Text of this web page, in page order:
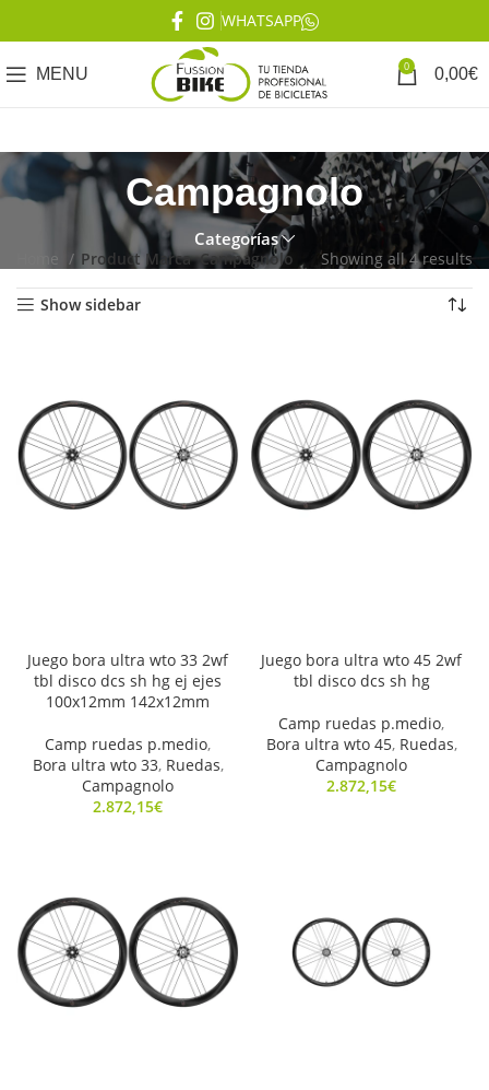
WHATSAPP
MENU 0 0,00€
Campagnolo
Categorías
Home Product Marca Campagnolo Showing all 4 results
Show sidebar
Juego bora ultra wto 33 2wf
tbl disco dcs sh hg ej ejes
100x12mm 142x12mm
Camp ruedas p.medio,
Bora ultra wto 33, Ruedas,
Campagnolo
2.872,15€
Juego bora ultra wto 45 2wf
tbl disco dcs sh hg
Camp ruedas p.medio,
Bora ultra wto 45, Ruedas,
Campagnolo
2.872,15€